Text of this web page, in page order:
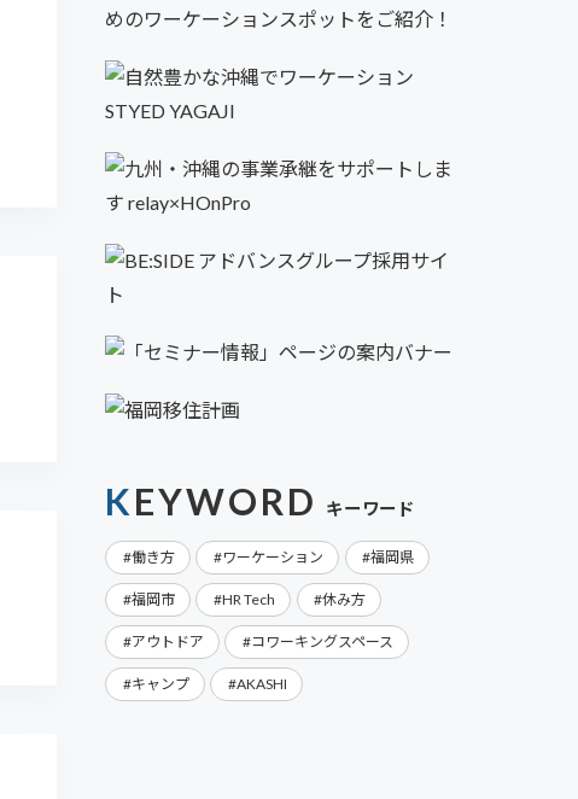
KEYWORD キーワード
働き方 ワーケーション 福岡県
福岡市 HR Tech 休み方
アウトドア コワーキングスペース
キャンプ AKASHI